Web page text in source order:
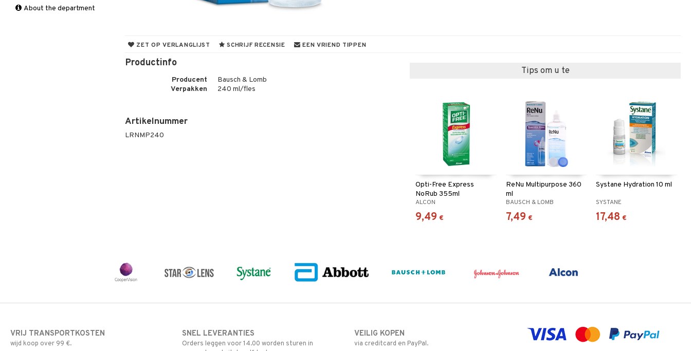
ZET OP VERLANGLIJST SCHRIJF RECENSIE EEN VRIEND TIPPEN
Productinfo
Producent
Bausch & Lomb
Verpakken
240 ml/fles
Artikelnummer
LRNMP240
Tips om u te
Opti-Free Express
NoRub 355ml
ALCON
9,49 €
ReNu Multipurpose 360
ml
BAUSCH & LOMB
7,49 €
Systane Hydration 10 ml
SYSTANE
17,48 €
About the department
VRIJ TRANSPORTKOSTEN
wijd koop over 99 €.
SNEL LEVERANTIES
Orders leggen voor 14.00 worden sturen in
VEILIG KOPEN
via creditcard en PayPal.